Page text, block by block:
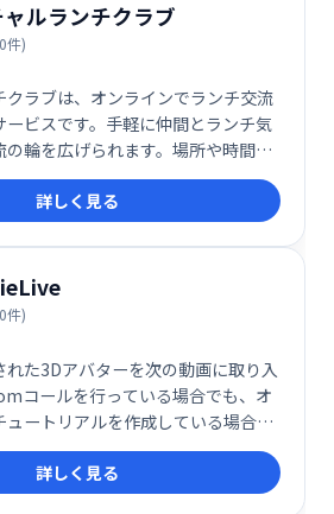
ルランチクラブ
件)
クラブは、オンラインでランチ交流
ービスです。手軽に仲間とランチ気
輪を広げられます。場所や時間に
う仲間とのランチタイムを充実させ
詳しく見る
件)
れた3Dアバターを次の動画に取り入
コールを行っている場合でも、オ
ュートリアルを作成している場合で
ルソナまたはブランドを具体化し、
シーを提供し、視聴者を引き付け
詳しく見る